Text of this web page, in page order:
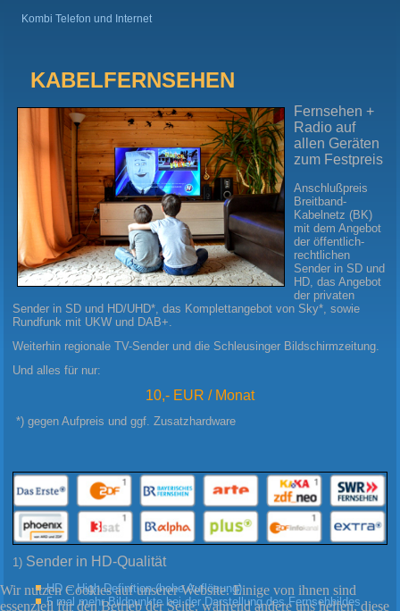
Kombi Telefon und Internet
KABELFERNSEHEN
Fernsehen +
Radio auf
allen Geräten
zum Festpreis
Anschlußpreis
Breitband-
Kabelnetz (BK)
mit dem Angebot
der öffentlich-
rechtlichen
Sender in SD und
HD, das Angebot
der privaten
Sender in SD und HD/UHD*, das Komplettangebot von Sky*, sowie
Rundfunk mit UKW und DAB+.
Weiterhin regionale TV-Sender und die Schleusinger Bildschirmzeitung.
Und alles für nur:
10,- EUR / Monat
*) gegen Aufpreis und ggf. Zusatzhardware
1) Sender in HD-Qualität
HD = High Definition (hohe Auflösung)
5 mal mehr Bildpunkte bei der Darstellung des Fernsehbildes
Wir nutzen Cookies auf unserer Website. Einige von ihnen sind
essenziell für den Betrieb der Seite, während andere uns helfen, diese